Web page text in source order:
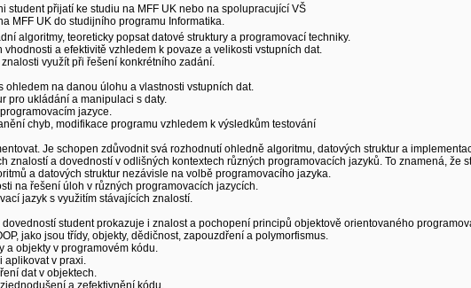
student přijatí ke studiu na MFF UK nebo na spolupracující VŠ
MFF UK do studijního programu Informatika.
algoritmy, teoreticky popsat datové struktury a programovací techniky.
a efektivitě vzhledem k povaze a velikosti vstupních dat.
využít při řešení konkrétního zadání.
ohledem na danou úlohu a vlastnosti vstupních dat.
pro ukládání a manipulaci s daty.
jazyce.
chyb, modifikace programu vzhledem k výsledkům testování
Je schopen zdůvodnit svá rozhodnutí ohledně algoritmu, datových struktur a
znalostí a dovedností v odlišných kontextech různých programovacích jazyků. To znamená, že
a datových struktur nezávisle na volbě programovacího jazyka.
na řešení úloh v různých programovacích jazycích.
jazyk s využitím stávajících znalostí.
student prokazuje i znalost a pochopení principů objektově orientovaného
jako jsou třídy, objekty, dědičnost, zapouzdření a polymorfismus.
a objekty v programovém kódu.
aplikovat v praxi.
dat v objektech.
a zefektivnění kódu.